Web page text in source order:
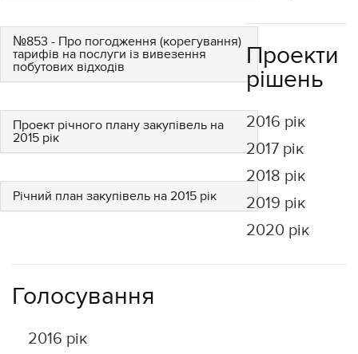
№853 - Про погодження (корегування)
тарифів на послуги із вивезення
побутових відходів
Проект річного плану закупівель на
2015 рік
Річний план закупівель на 2015 рік
Проекти
рішень
2016 рік
2017 рік
2018 рік
2019 рік
2020 рік
Голосування
2016 рік